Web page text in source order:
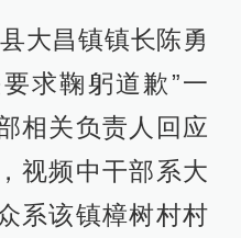
大昌镇镇长陈勇
求鞠躬道歉”一
相关负责人回应
视频中干部系大
系该镇樟树村村